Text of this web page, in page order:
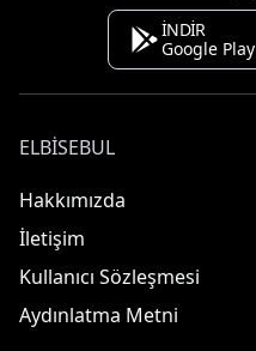
İNDİR
Google Play
ELBISEBUL
Hakkımızda
İletişim
Kullanıcı Sözleşmesi
Aydınlatma Metni